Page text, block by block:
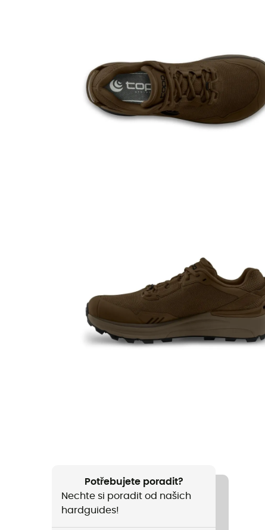
Potřebujete poradit?
Nechte si poradit od našich
hardguides!